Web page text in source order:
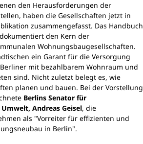
den Herausforderungen der
haben die Gesellschaften jetzt in
zusammengefasst. Das Handbuch
den Kern der
Wohnungsbaugesellschaften.
ein Garant für die Versorgung
mit bezahlbarem Wohnraum und
sind. Nicht zuletzt belegt es, wie
planen und bauen. Bei der Vorstellung
Berlins Senator für
Andreas Geisel, die
als "Vorreiter für effizienten und
in Berlin".